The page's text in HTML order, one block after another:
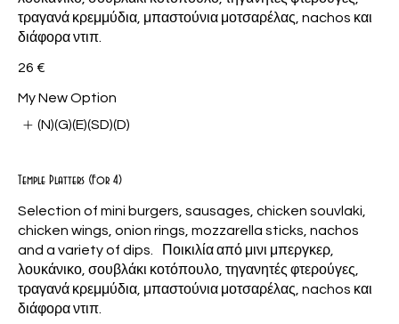
τραγανά κρεμμύδια, μπαστούνια μοτσαρέλας, nachos και
διάφορα ντιπ.
26 €
My New Option
(N)(G)(E)(SD)(D)
Temple Platters (For 4)
Selection of mini burgers, sausages, chicken souvlaki,
chicken wings, onion rings, mozzarella sticks, nachos
and a variety of dips. Ποικιλία από μινι μπεργκερ,
λουκάνικο, σουβλάκι κοτόπουλο, τηγανητές φτερούγες,
τραγανά κρεμμύδια, μπαστούνια μοτσαρέλας, nachos και
διάφορα ντιπ.